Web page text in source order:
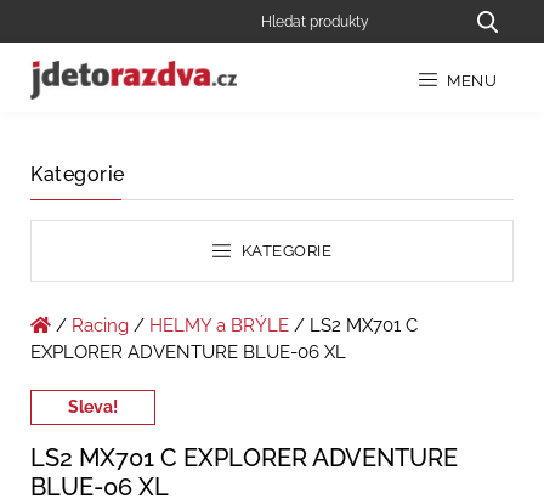
MENU
Kategorie
KATEGORIE
/ Racing / HELMY a BRÝLE / LS2 MX701 C
EXPLORER ADVENTURE BLUE-06 XL
Sleva!
LS2 MX701 C EXPLORER ADVENTURE
BLUE-06 XL